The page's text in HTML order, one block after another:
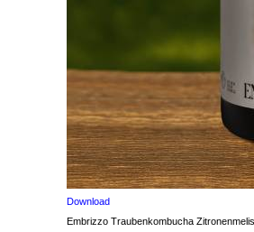
Download
Embrizzo Traubenkombucha